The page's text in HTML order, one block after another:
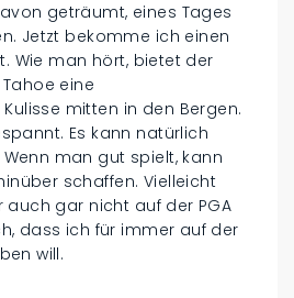
geträumt, eines Tages
Jetzt bekomme ich einen
Wie man hört, bietet der
eine
mitten in den Bergen.
Es kann natürlich
man gut spielt, kann
schaffen. Vielleicht
gar nicht auf der PGA
dass ich für immer auf der
will.